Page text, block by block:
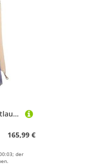
PONNYC Blau,5/8, Eiskunstlauf Wettkampf Kleid Für Mädchen Farbverlauf Eiskunstlauf Kostüme Rhythmische Sport Gymnastik Trikot Rollschuhbekleidung Mit Glitzernden Strasssteinen
165,99 €
der